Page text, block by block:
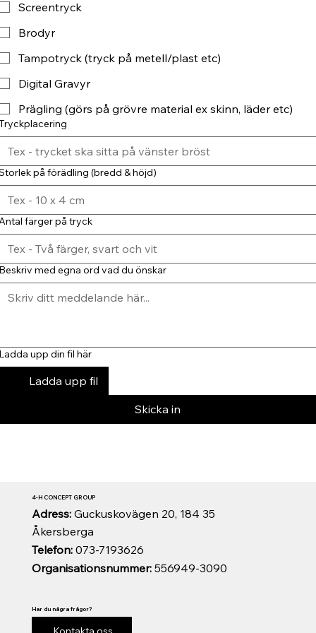
Screentryck
Brodyr
Tampotryck (tryck på metell/plast etc)
Digital Gravyr
Prägling (görs på grövre material ex skinn, läder etc)
på förädling (bredd & höjd)
färger på tryck
med egna ord vad du önskar
upp din fil här
Ladda upp fil
Skicka in
Organisationsnummer:556949-3090
Telefon:073-7193626
Adress: Guckuskovägen 20, 184 35
Åkersberga
4-H CONCEPT GROUP
Har du några frågor?